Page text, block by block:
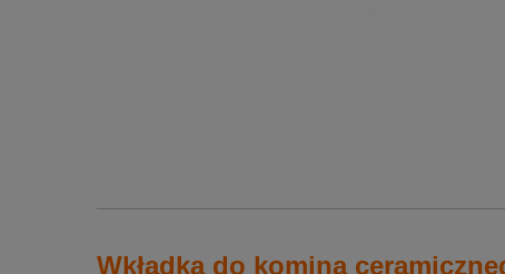
Wkładka do komina